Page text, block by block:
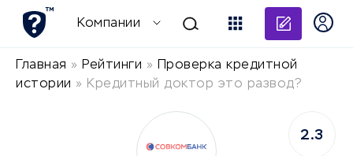
Компании
Главная » Рейтинги »
Проверка кредитной
истории » Кредитный доктор это развод?
2.3